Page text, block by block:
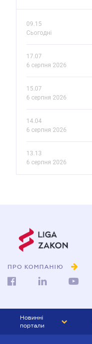
09.15
Сьогодні
17.07
6 серпня 2026
15.07
6 серпня 2026
14.04
6 серпня 2026
13.13
6 серпня 2026
ПРО КОМПАНІЮ
Новинні
портали